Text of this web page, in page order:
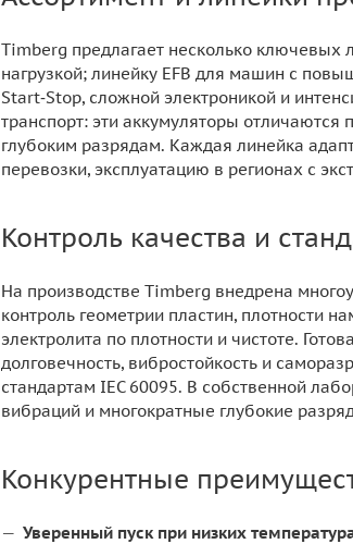
Timberg предлагает несколько
нагрузкой; линейку EFB для машин с
Start‑Stop, сложной электроникой и
транспорт: эти аккумуляторы
глубоким разрядам. Каждая линейка
перевозки, эксплуатацию в регионах с
Контроль качества и
На производстве Timberg внедрена
контроль геометрии пластин, плотности
электролита по плотности и чистоте.
долговечность, вибростойкость и
стандартам IEC 60095. В собственной
вибраций и многократные глубокие
Конкурентные
Уверенный пуск при низких